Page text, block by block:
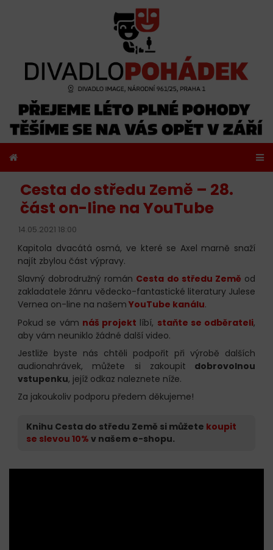
Cesta do středu Země – 28.
část on-line na YouTube
14.05.2021 18:00
Kapitola dvacátá osmá, ve které se Axel marně snaží
najít zbylou část výpravy.
Slavný dobrodružný román Cesta do středu Země od
zakladatele žánru vědecko-fantastické literatury Julese
Vernea on-line na našem YouTube kanálu.
Pokud se vám náš projekt líbí, staňte se odběrateli,
aby vám neuniklo žádné další video.
Jestliže byste nás chtěli podpořit při výrobě dalších
audionahrávek, můžete si zakoupit dobrovolnou
vstupenku, jejíž odkaz naleznete níže.
Za jakoukoliv podporu předem děkujeme!
Knihu Cesta do středu Země si můžete koupit
se slevou 10% v našem e-shopu.